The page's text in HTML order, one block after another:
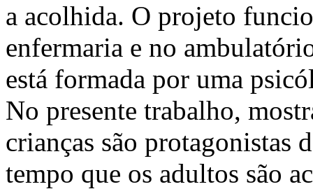
a acolhida. O projeto
enfermaria e no
está formada por uma
No presente trabalho,
crianças são protagonistas
tempo que os adultos são